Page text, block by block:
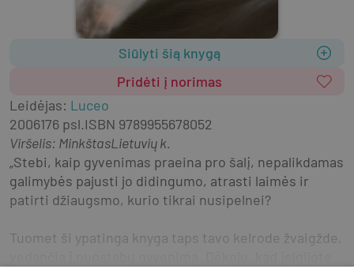
Siūlyti šią knygą
Pridėti į norimas
Leidėjas: Luceo
2006176 psl.ISBN 9789955678052
Viršelis: MinkštasLietuvių k.
„Stebi, kaip gyvenimas praeina pro šalį, nepalikdamas
galimybės pajusti jo didingumo, atrasti laimės ir
patirti džiaugsmo, kurio tikrai nusipelnei?
Tuomet ši ypatinga knyga taps tavo kelrode žvaigžde,